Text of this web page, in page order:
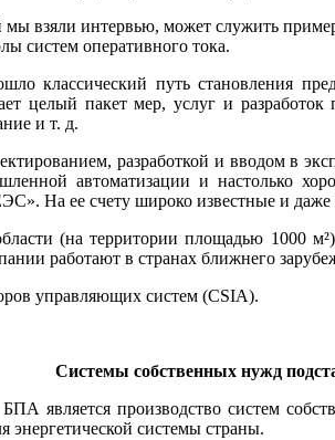
мы взяли интервью, может служить
систем оперативного тока.
путь становления
целый пакет мер, услуг и
и т. д.
разработкой и
автоматизации и настолько
На ее счету широко известные и даже
(на территории площадью 1000
работают в странах ближнего
управляющих систем (CSIA).
Системы собственных нужд
является производство систем
системы страны.